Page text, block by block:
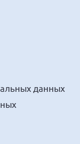
данных